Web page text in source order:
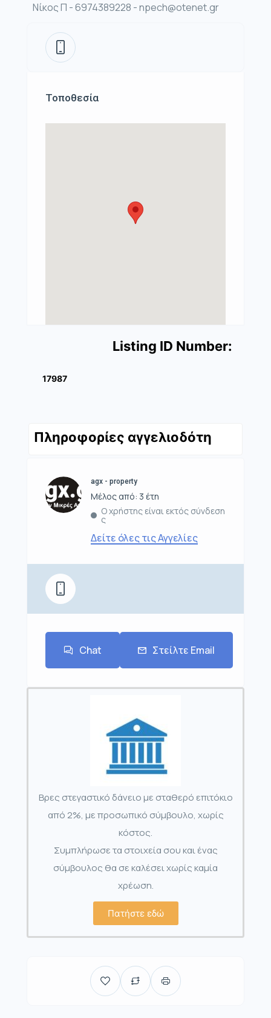
Νίκος Π - 6974389228 - npech@otenet.gr
Τοποθεσία
Listing ID Number:
17987
Πληροφορίες αγγελιοδότη
agx - property
Μέλος από: 3 έτη
Ο χρήστης είναι εκτός σύνδεση
ς
Δείτε όλες τις Αγγελίες
Chat Στείλτε Email
Βρες στεγαστικό δάνειο με σταθερό επιτόκιο
από 2%, με προσωπικό σύμβουλο, χωρίς
κόστος.
Συμπλήρωσε τα στοιχεία σου και ένας
σύμβουλος θα σε καλέσει χωρίς καμία
χρέωση.
Πατήστε εδώ